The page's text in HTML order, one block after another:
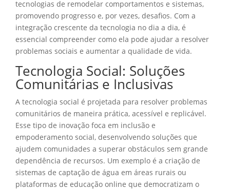
tecnologias de remodelar comportamentos e sistemas,
promovendo progresso e, por vezes, desafios. Com a
integração crescente da tecnologia no dia a dia, é
essencial compreender como ela pode ajudar a resolver
problemas sociais e aumentar a qualidade de vida.
Tecnologia Social: Soluções
Comunitárias e Inclusivas
A tecnologia social é projetada para resolver problemas
comunitários de maneira prática, acessível e replicável.
Esse tipo de inovação foca em inclusão e
empoderamento social, desenvolvendo soluções que
ajudem comunidades a superar obstáculos sem grande
dependência de recursos. Um exemplo é a criação de
sistemas de captação de água em áreas rurais ou
plataformas de educação online que democratizam o